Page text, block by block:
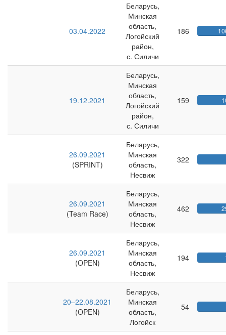
03.04.2022
Беларусь,
Минская
область,
Логойский
район,
с. Силичи
186
19.12.2021
Беларусь,
Минская
область,
Логойский
район,
с. Силичи
159
26.09.2021
(SPRINT)
Беларусь,
Минская
область,
Несвиж
322
26.09.2021
(Team Race)
Беларусь,
Минская
область,
Несвиж
462
26.09.2021
(OPEN)
Беларусь,
Минская
область,
Несвиж
194
20–22.08.2021
(OPEN)
Беларусь,
Минская
область,
Логойск
54